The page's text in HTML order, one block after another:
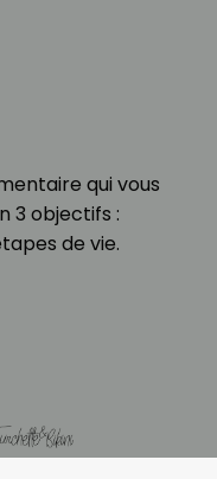
qui vous
3 objectifs :
de vie.